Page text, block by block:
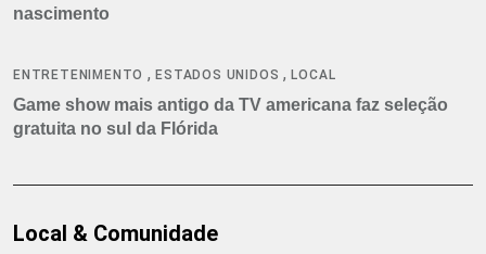
nascimento
ENTRETENIMENTO ,ESTADOS UNIDOS ,LOCAL
Game show mais antigo da TV americana faz seleção
gratuita no sul da Flórida
Local & Comunidade